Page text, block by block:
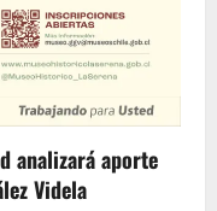
analizará aporte
Videla